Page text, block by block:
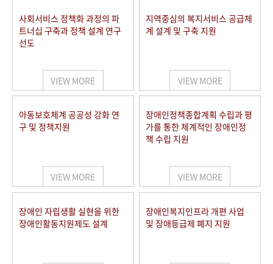
사회서비스 정책화 과정의 파
트너십 구축과 정책 설계 연구
선도
VIEW MORE
지역중심의 복지서비스 공급체
계 설계 및 구축 지원
VIEW MORE
아동보호체계 공공성 강화 연
구 및 정책지원
VIEW MORE
장애인정책종합계획 수립과 평
가를 통한 체계적인 장애인정
책 수립 지원
VIEW MORE
장애인 자립생활 실현을 위한
장애인활동지원제도 설계
장애인복지인프라 개편 사업
및 장애등급제 폐지 지원